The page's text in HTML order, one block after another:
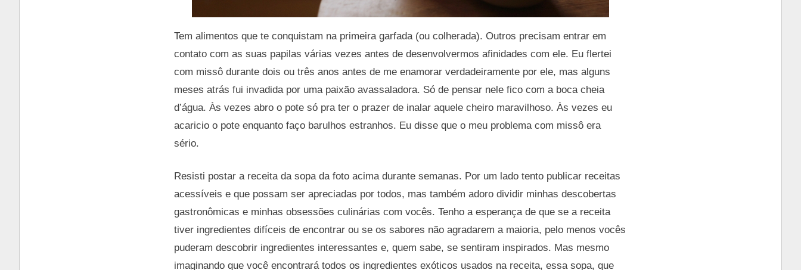
Tem alimentos que te conquistam na primeira garfada (ou colherada). Outros precisam entrar em
contato com as suas papilas várias vezes antes de desenvolvermos afinidades com ele. Eu flertei
com missô durante dois ou três anos antes de me enamorar verdadeiramente por ele, mas alguns
meses atrás fui invadida por uma paixão avassaladora. Só de pensar nele fico com a boca cheia
d’água. Às vezes abro o pote só pra ter o prazer de inalar aquele cheiro maravilhoso. Às vezes eu
acaricio o pote enquanto faço barulhos estranhos. Eu disse que o meu problema com missô era
sério.
Resisti postar a receita da sopa da foto acima durante semanas. Por um lado tento publicar receitas
acessíveis e que possam ser apreciadas por todos, mas também adoro dividir minhas descobertas
gastronômicas e minhas obsessões culinárias com vocês. Tenho a esperança de que se a receita
tiver ingredientes difíceis de encontrar ou se os sabores não agradarem a maioria, pelo menos vocês
puderam descobrir ingredientes interessantes e, quem sabe, se sentiram inspirados. Mas mesmo
imaginando que você encontrará todos os ingredientes exóticos usados na receita, essa sopa, que